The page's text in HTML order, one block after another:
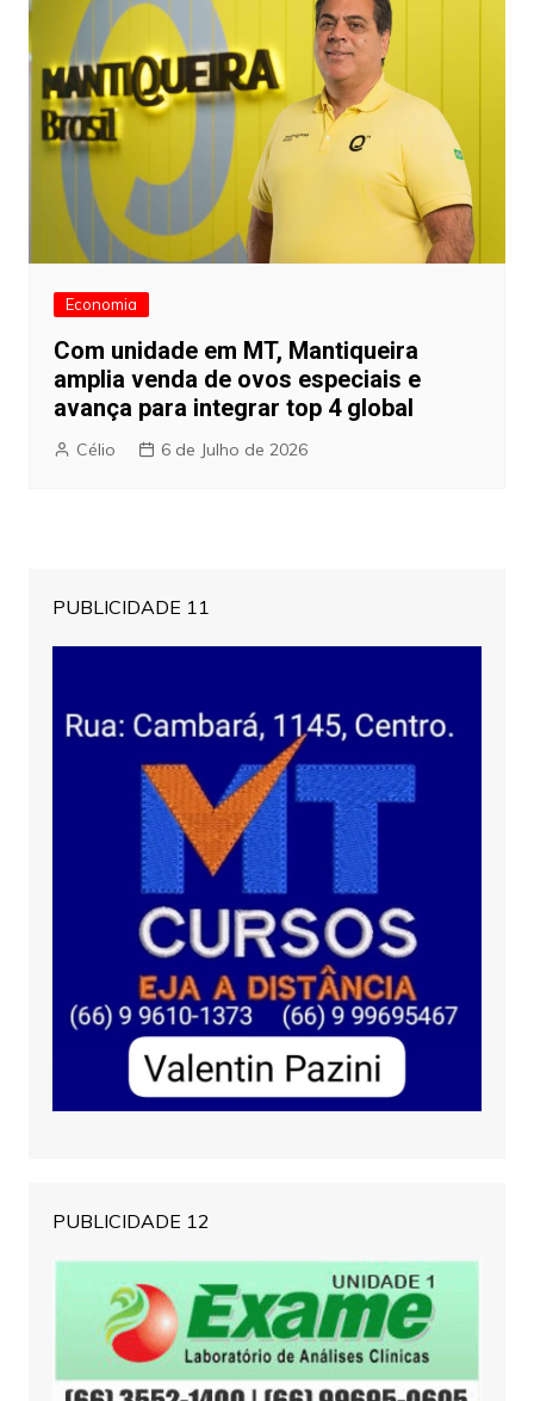
Economia
Com unidade em MT, Mantiqueira
amplia venda de ovos especiais e
avança para integrar top 4 global
Célio 6 de Julho de 2026
PUBLICIDADE 11
PUBLICIDADE 12